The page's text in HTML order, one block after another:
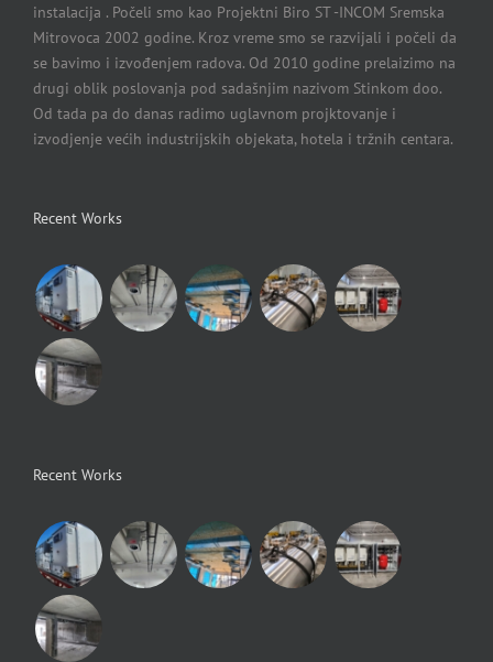
instalacija . Počeli smo kao Projektni Biro ST -INCOM Sremska
Mitrovoca 2002 godine. Kroz vreme smo se razvijali i počeli da
se bavimo i izvođenjem radova. Od 2010 godine prelaizimo na
drugi oblik poslovanja pod sadašnjim nazivom Stinkom doo.
Od tada pa do danas radimo uglavnom projktovanje i
izvodjenje većih industrijskih objekata, hotela i tržnih centara.
Recent Works
Recent Works